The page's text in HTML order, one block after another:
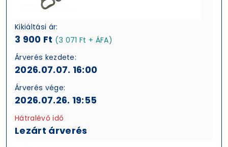
Kikiáltási ár:
3 900 Ft (3 071 Ft + ÁFA)
Árverés kezdete:
2026.07.07. 16:00
Árverés vége:
2026.07.26. 19:55
Hátralévő idő
Lezárt árverés